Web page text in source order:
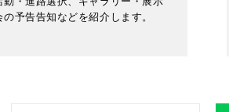
の予告告知などを紹介します。